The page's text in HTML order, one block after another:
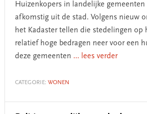
Huizenkopers in landelijke gemeenten
afkomstig uit de stad. Volgens nieuw
het Kadaster tellen die stedelingen op
relatief hoge bedragen neer voor een
deze gemeenten ... lees verder
CATEGORIE: WONEN